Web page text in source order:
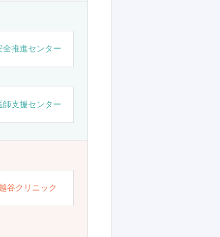
全推進センター
師支援センター
谷クリニック